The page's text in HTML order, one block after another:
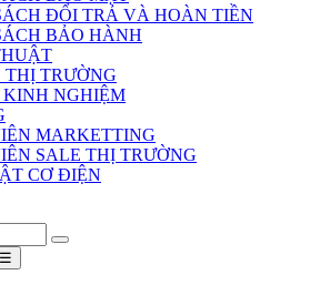
ĐỔI TRẢ VÀ HOÀN TIỀN
BẢO HÀNH
THỊ TRƯỜNG
KINH NGHIỆM
MARKETTING
SALE THỊ TRƯỜNG
CƠ ĐIỆN
☰